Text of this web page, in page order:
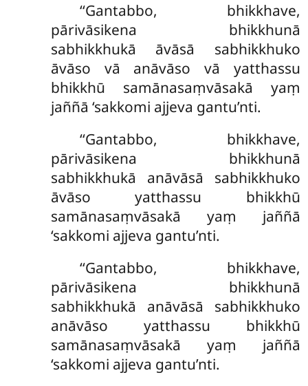
‘‘Gantabbo, bhikkhave,
pārivāsikena bhikkhunā
sabhikkhukā āvāsā sabhikkhuko
āvāso vā anāvāso vā yatthassu
bhikkhū samānasaṃvāsakā yaṃ
jaññā ‘sakkomi ajjeva gantu’nti.
‘‘Gantabbo, bhikkhave,
pārivāsikena bhikkhunā
sabhikkhukā anāvāsā sabhikkhuko
āvāso yatthassu bhikkhū
samānasaṃvāsakā yaṃ jaññā
‘sakkomi ajjeva gantu’nti.
‘‘Gantabbo, bhikkhave,
pārivāsikena bhikkhunā
sabhikkhukā anāvāsā sabhikkhuko
anāvāso yatthassu bhikkhū
samānasaṃvāsakā yaṃ jaññā
‘sakkomi ajjeva gantu’nti.